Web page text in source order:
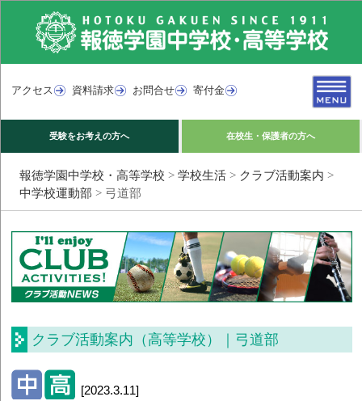
アクセス 資料請求 お問合せ 寄付金
受験をお考えの方へ 在校生・保護者の方へ
報徳学園中学校・高等学校 > 学校生活> クラブ活動案内 >
中学校運動部 > 弓道部
クラブ活動案内（高等学校）｜弓道部
[2023.3.11]